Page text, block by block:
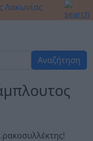
Αναζήτηση